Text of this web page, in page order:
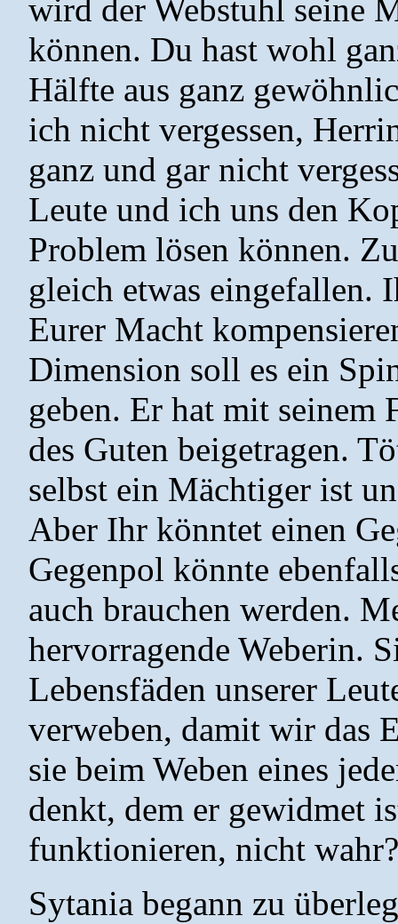
wird der Webstuhl seine
können. Du hast wohl
Hälfte aus ganz
ich nicht vergessen,
ganz und gar nicht
Leute und ich uns den
Problem lösen können.
gleich etwas eingefallen.
Eurer Macht
Dimension soll es ein
geben. Er hat mit seinem
des Guten beigetragen.
selbst ein Mächtiger ist
Aber Ihr könntet einen
Gegenpol könnte
auch brauchen werden.
hervorragende Weberin.
Lebensfäden unserer
verweben, damit wir das
sie beim Weben eines
denkt, dem er gewidmet
funktionieren, nicht
Sytania begann zu